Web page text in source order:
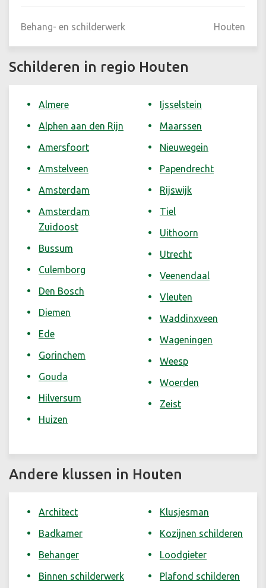
Behang- en schilderwerk Houten
Schilderen in regio Houten
Almere
Alphen aan den Rijn
Amersfoort
Amstelveen
Amsterdam
Amsterdam
Zuidoost
Bussum
Culemborg
Den Bosch
Diemen
Ede
Gorinchem
Gouda
Hilversum
Huizen
Ijsselstein
Maarssen
Nieuwegein
Papendrecht
Rijswijk
Tiel
Uithoorn
Utrecht
Veenendaal
Vleuten
Waddinxveen
Wageningen
Weesp
Woerden
Zeist
Andere klussen in Houten
Architect
Badkamer
Behanger
Binnen schilderwerk
Klusjesman
Kozijnen schilderen
Loodgieter
Plafond schilderen